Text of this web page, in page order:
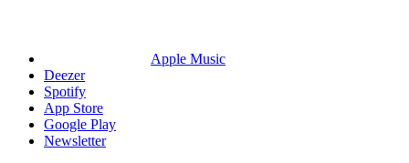
Apple Music
Deezer
Spotify
App Store
Google Play
Newsletter